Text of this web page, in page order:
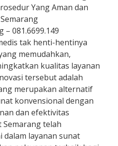
Yang Aman dan
– 081.6699.149
tak henti-hentinya
memudahkan,
kualitas layanan
tersebut adalah
merupakan alternatif
konvensional dengan
dan efektivitas
Semarang telah
dalam layanan sunat